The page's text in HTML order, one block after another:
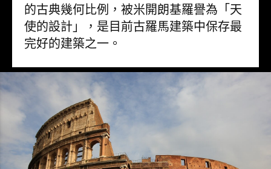
的古典幾何比例，被米開朗基羅譽為「天
使的設計」，是目前古羅馬建築中保存最
完好的建築之一。